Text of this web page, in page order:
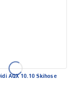
AQX 10.10 Skihose